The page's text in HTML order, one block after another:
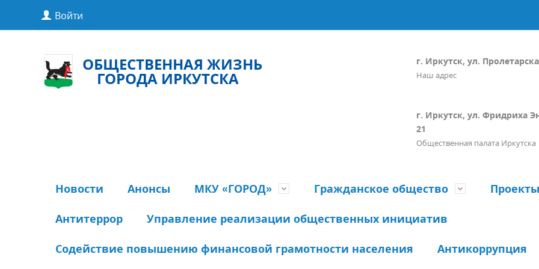
Войти
ОБЩЕСТВЕННАЯ ЖИЗНЬ
ГОРОДА ИРКУТСКА
г. Иркутск, ул.
Наш адрес
г. Иркутск, ул. Фридриха
21
Общественная палата Иркутска
Новости Анонсы МКУ «ГОРОД» Гражданское общество Проекты
Антитеррор Управление реализации общественных инициатив
Содействие повышению финансовой грамотности населения Антикоррупция